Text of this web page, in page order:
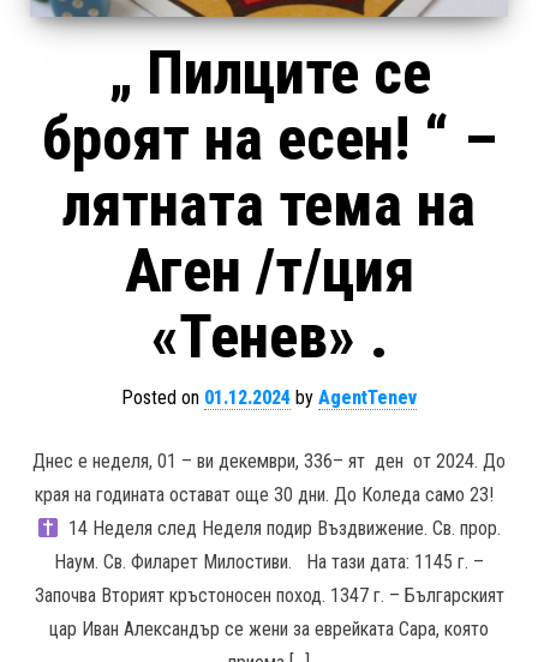
„ Пилците се
броят на есен! “ –
лятната тема на
Аген /т/ция
«Тенев» .
Posted on 01.12.2024 by AgentTenev
Днес е неделя, 01 – ви декември, 336– ят ден от 2024. До
края на годината остават още 30 дни. До Коледа само 23!
14 Неделя след Неделя подир Въздвижение. Св. прор.
Наум. Св. Филарет Милостиви. На тази дата: 1145 г. –
Започва Вторият кръстоносен поход. 1347 г. – Българският
цар Иван Александър се жени за еврейката Сара, която